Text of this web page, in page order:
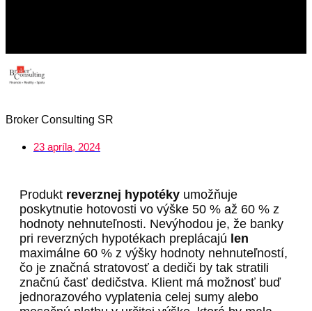
Broker Consulting SR
23 apríla, 2024
Produkt reverznej hypotéky umožňuje
poskytnutie hotovosti vo výške 50 % až 60 % z
hodnoty nehnuteľnosti. Nevýhodou je, že banky
pri reverzných hypotékach preplácajú len
maximálne 60 % z výšky hodnoty nehnuteľností,
čo je značná stratovosť a dediči by tak stratili
značnú časť dedičstva. Klient má možnosť buď
jednorazového vyplatenia celej sumy alebo